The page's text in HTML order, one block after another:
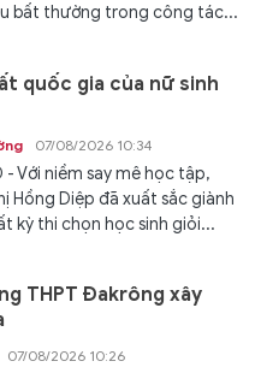
bất thường trong công tác...
quốc gia của nữ sinh
07/08/2026 10:34
- Với niềm say mê học tập,
Hồng Diệp đã xuất sắc giành
kỳ thi chọn học sinh giỏi...
THPT Đakrông xây
07/08/2026 10:26